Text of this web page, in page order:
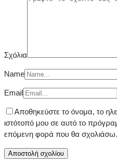
Σχόλια
Name
Email
Αποθηκεύστε το όνομα, το
ιστότοπό μου σε αυτό το
επόμενη φορά που θα σχολιάσω.